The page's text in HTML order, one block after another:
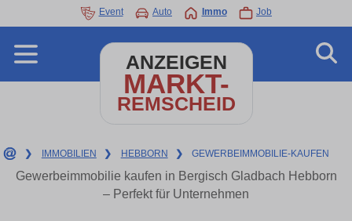
Event Auto Immo Job
ANZEIGEN
MARKT-
REMSCHEID
❯ IMMOBILIEN ❯ HEBBORN ❯ GEWERBEIMMOBILIE-KAUFEN
Gewerbeimmobilie kaufen in Bergisch Gladbach Hebborn
– Perfekt für Unternehmen